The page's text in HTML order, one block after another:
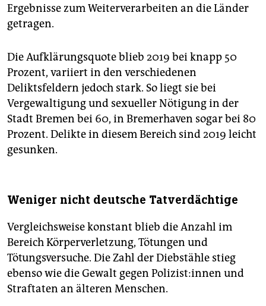
Ergebnisse zum Weiterverarbeiten an die Länder
getragen.
Die Aufklärungsquote blieb 2019 bei knapp 50
Prozent, variiert in den verschiedenen
Deliktsfeldern jedoch stark. So liegt sie bei
Vergewaltigung und sexueller Nötigung in der
Stadt Bremen bei 60, in Bremerhaven sogar bei 80
Prozent. Delikte in diesem Bereich sind 2019 leicht
gesunken.
Weniger nicht deutsche Tatverdächtige
Vergleichsweise konstant blieb die Anzahl im
Bereich Körperverletzung, Tötungen und
Tötungsversuche. Die Zahl der Diebstähle stieg
ebenso wie die Gewalt gegen Polizist:innen und
Straftaten an älteren Menschen.